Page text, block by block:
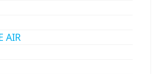
AIR